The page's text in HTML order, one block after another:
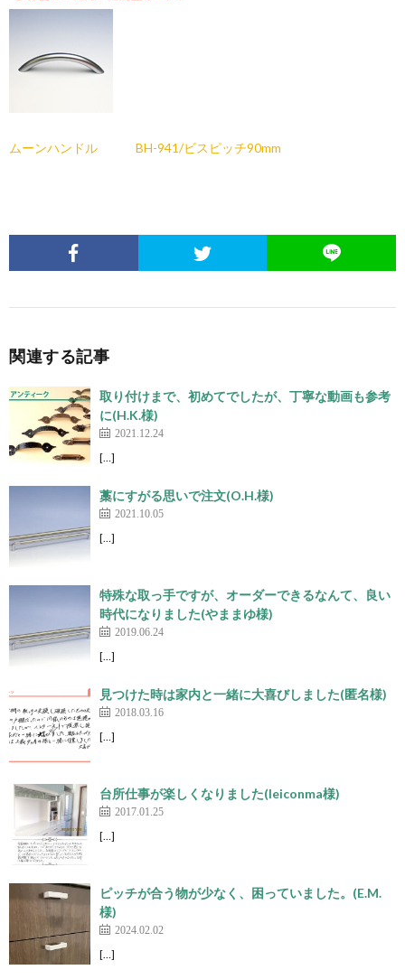
ムーンハンドル BH-941/ビスピッチ90mm
関連する記事
取り付けまで、初めてでしたが、丁寧な動画も参考
に(H.K.様)
2021.12.24
[…]
藁にすがる思いで注文(O.H.様)
2021.10.05
[…]
特殊な取っ手ですが、オーダーできるなんて、良い
時代になりました(やままゆ様)
2019.06.24
[…]
見つけた時は家内と一緒に大喜びしました(匿名様)
2018.03.16
[…]
台所仕事が楽しくなりました(leiconma様)
2017.01.25
[…]
ピッチが合う物が少なく、困っていました。(E.M.
様)
2024.02.02
[…]